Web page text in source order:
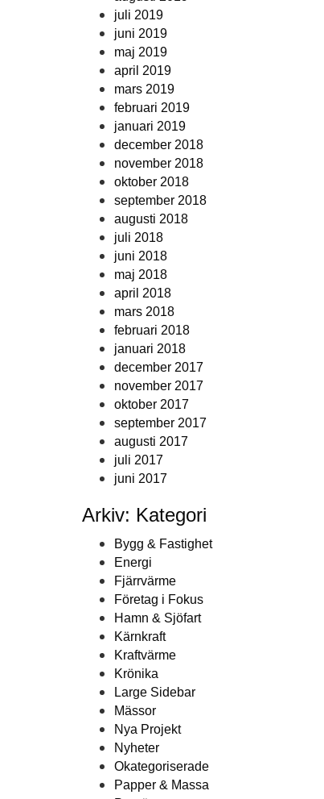
juli 2019
juni 2019
maj 2019
april 2019
mars 2019
februari 2019
januari 2019
december 2018
november 2018
oktober 2018
september 2018
augusti 2018
juli 2018
juni 2018
maj 2018
april 2018
mars 2018
februari 2018
januari 2018
december 2017
november 2017
oktober 2017
september 2017
augusti 2017
juli 2017
juni 2017
Arkiv: Kategori
Bygg & Fastighet
Energi
Fjärrvärme
Företag i Fokus
Hamn & Sjöfart
Kärnkraft
Kraftvärme
Krönika
Large Sidebar
Mässor
Nya Projekt
Nyheter
Okategoriserade
Papper & Massa